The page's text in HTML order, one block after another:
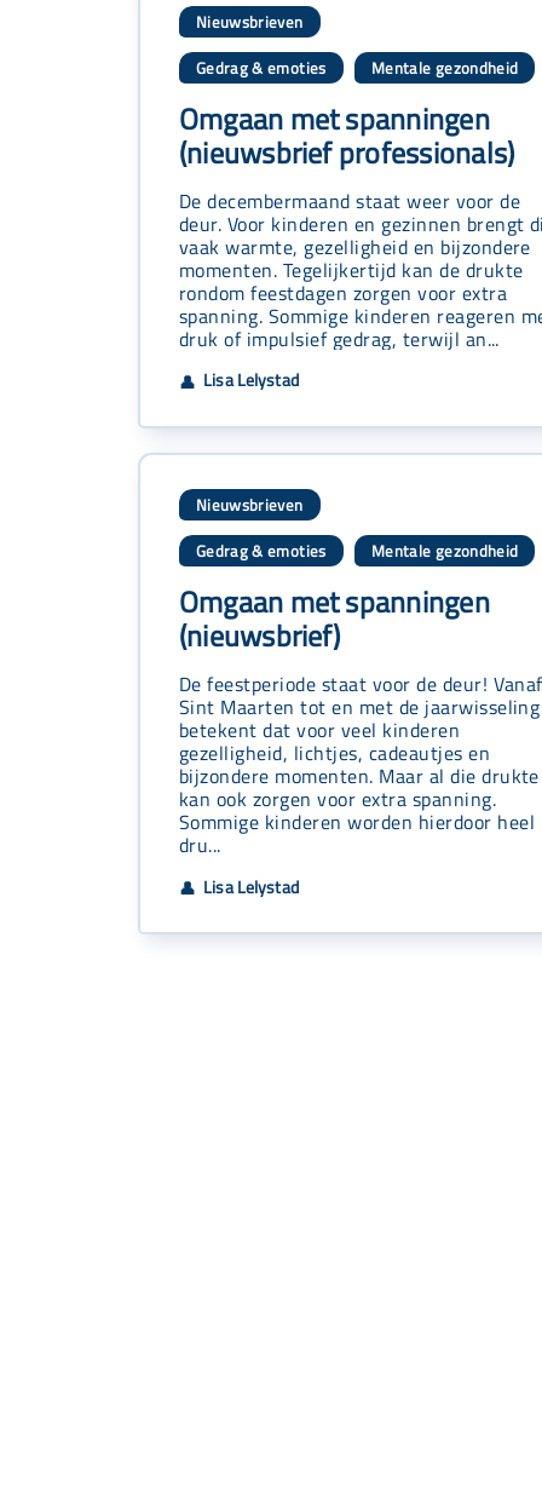
Nieuwsbrieven
Gedrag & emoties
Mentale gezondheid
Omgaan met spanningen
(nieuwsbrief professionals)
De decembermaand staat weer voor de
deur. Voor kinderen en gezinnen brengt
vaak warmte, gezelligheid en bijzondere
momenten. Tegelijkertijd kan de drukte
rondom feestdagen zorgen voor extra
spanning. Sommige kinderen reageren
druk of impulsief gedrag, terwijl an...
👤 Lisa Lelystad
Nieuwsbrieven
Gedrag & emoties
Mentale gezondheid
Omgaan met spanningen
(nieuwsbrief)
De feestperiode staat voor de deur! Vanaf
Sint Maarten tot en met de jaarwisseling
betekent dat voor veel kinderen
gezelligheid, lichtjes, cadeautjes en
bijzondere momenten. Maar al die drukte
kan ook zorgen voor extra spanning.
Sommige kinderen worden hierdoor heel
dru...
👤 Lisa Lelystad